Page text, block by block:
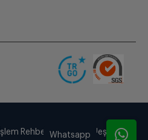
İşlem Rehberi Satış Sözleşmesi
Whatsapp